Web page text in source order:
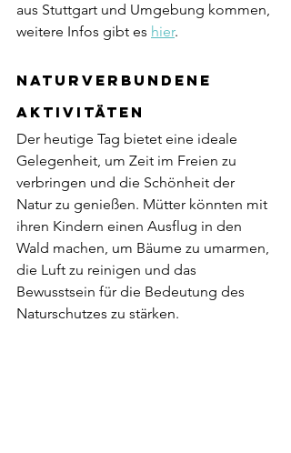
aus Stuttgart und Umgebung kommen,
weitere Infos gibt es hier.
Naturverbundene
Aktivitäten
Der heutige Tag bietet eine ideale
Gelegenheit, um Zeit im Freien zu
verbringen und die Schönheit der
Natur zu genießen. Mütter könnten mit
ihren Kindern einen Ausflug in den
Wald machen, um Bäume zu umarmen,
die Luft zu reinigen und das
Bewusstsein für die Bedeutung des
Naturschutzes zu stärken.